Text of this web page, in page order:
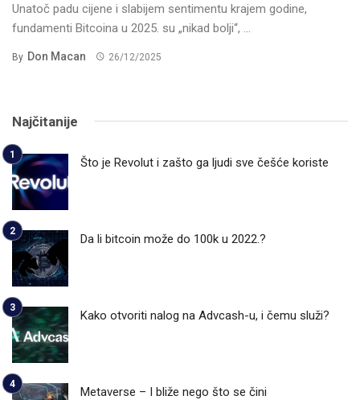
Unatoč padu cijene i slabijem sentimentu krajem godine,
fundamenti Bitcoina u 2025. su „nikad bolji“, ...
By Don Macan 26/12/2025
Najčitanije
Što je Revolut i zašto ga ljudi sve češće koriste
Da li bitcoin može do 100k u 2022.?
Kako otvoriti nalog na Advcash-u, i čemu služi?
Metaverse – I bliže nego što se čini